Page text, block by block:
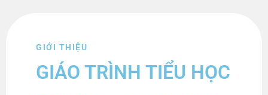
GIỚI THIỆU
GIÁO TRÌNH TIỂU HỌC